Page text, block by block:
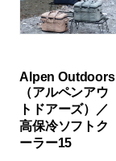
Alpen Outdoors
（アルペンアウ
トドアーズ）／
高保冷ソフトク
ーラー15